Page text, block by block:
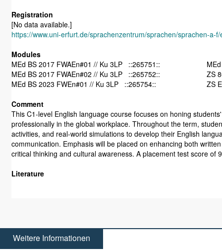
Registration
[No data available.]
https://www.uni-erfurt.de/sprachenzentrum/sprachen/sprachen-a-
Modules
MEd BS 2017 FWAEn#01 // Ku 3LP ::265751::
MEd BS 2017 FWAEn#02 // Ku 3LP ::265752::
MEd BS 2023 FWEn#01 // Ku 3LP ::265754::
ZS
Comment
This C1-level English language course focuses on honing
professionally in the global workplace. Throughout the term,
activities, and real-world simulations to develop their English
communication. Emphasis will be placed on enhancing both
critical thinking and cultural awareness. A placement test score of
Literature
Weitere Informationen